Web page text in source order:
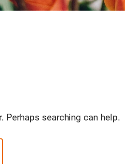
Perhaps searching can help.